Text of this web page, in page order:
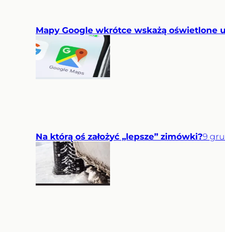
Mapy Google wkrótce wskażą oświetlone
Na którą oś założyć „lepsze” zimówki?9 gru